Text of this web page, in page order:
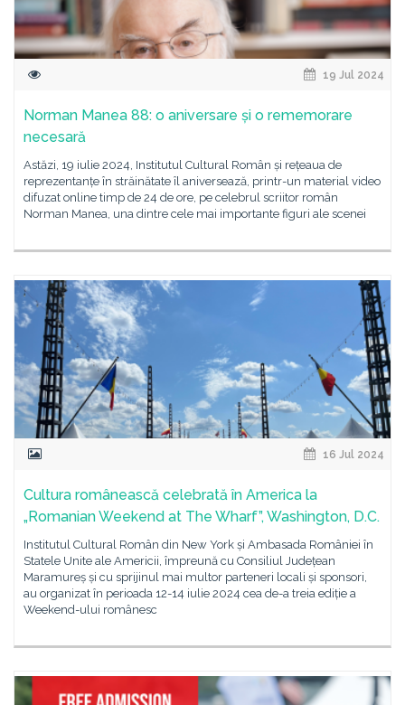
19 Jul 2024
Norman Manea 88: o aniversare și o rememorare
necesară
Astăzi, 19 iulie 2024, Institutul Cultural Român și rețeaua de
reprezentanțe în străinătate îl aniversează, printr-un material video
difuzat online timp de 24 de ore, pe celebrul scriitor român
Norman Manea, una dintre cele mai importante figuri ale scenei
16 Jul 2024
Cultura românească celebrată în America la
„Romanian Weekend at The Wharf”, Washington, D.C.
Institutul Cultural Român din New York și Ambasada României în
Statele Unite ale Americii, împreună cu Consiliul Județean
Maramureș și cu sprijinul mai multor parteneri locali și sponsori,
au organizat în perioada 12-14 iulie 2024 cea de-a treia ediție a
Weekend-ului românesc